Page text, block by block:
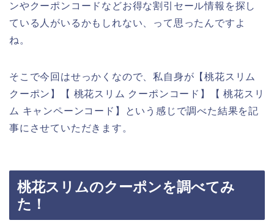
ンやクーポンコードなどお得な割引セール情報を探し
ている人がいるかもしれない、って思ったんですよ
ね。
そこで今回はせっかくなので、私自身が【桃花スリム
クーポン】【 桃花スリム クーポンコード】【 桃花スリ
ム キャンペーンコード】という感じで調べた結果を記
事にさせていただきます。
桃花スリムのクーポンを調べてみ
た！